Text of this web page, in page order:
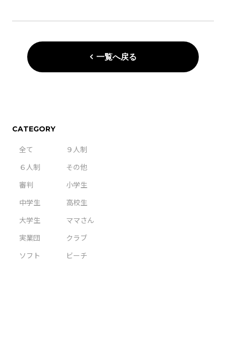
一覧へ戻る
CATEGORY
全て
９人制
６人制
その他
審判
小学生
中学生
高校生
大学生
ママさん
実業団
クラブ
ソフト
ビーチ